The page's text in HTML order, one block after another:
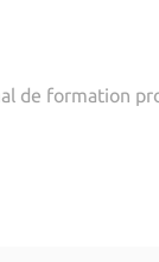
de formation